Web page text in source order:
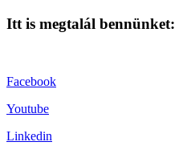
Itt is megtalál bennünket:
Facebook
Youtube
Linkedin